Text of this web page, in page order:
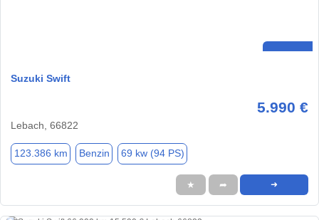
Suzuki Swift
5.990 €
Lebach, 66822
123.386 km Benzin 69 kw (94 PS)
★ ➦ ➜